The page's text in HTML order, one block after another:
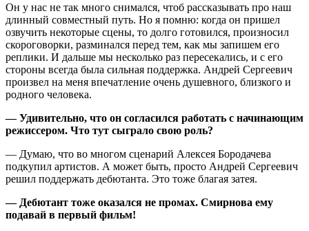
Он у нас не так много снимался, чтоб рассказывать про наш
длинный совместный путь. Но я помню: когда он пришел
озвучить некоторые сцены, то долго готовился, произносил
скороговорки, разминался перед тем, как мы запишем его
реплики. И дальше мы несколько раз пересекались, и с его
стороны всегда была сильная поддержка. Андрей Сергеевич
произвел на меня впечатление очень душевного, близкого и
родного человека.
— Удивительно, что он согласился работать с начинающим
режиссером. Что тут сыграло свою роль?
— Думаю, что во многом сценарий Алексея Бородачева
подкупил артистов. А может быть, просто Андрей Сергеевич
решил поддержать дебютанта. Это тоже благая затея.
— Дебютант тоже оказался не промах. Смирнова ему
подавай в первый фильм!